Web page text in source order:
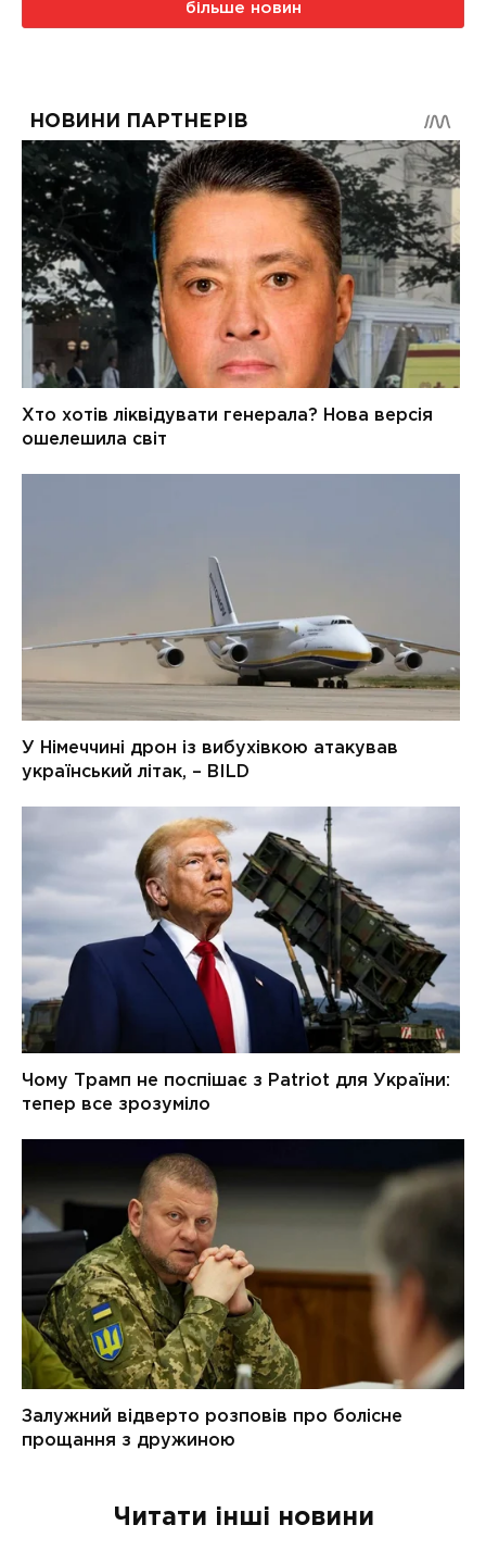
більше новин
Читати інші новини